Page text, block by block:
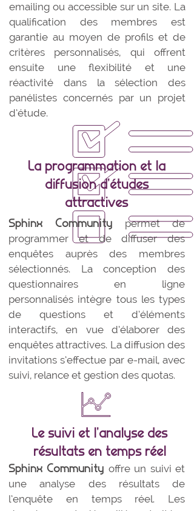
emailing ou accessible sur un site. La
qualification des membres est
garantie au moyen de profils et de
critères personnalisés, qui offrent
ensuite une flexibilité et une
réactivité dans la sélection des
panélistes concernés par un projet
d’étude.
La programmation et la
diffusion d’études
attractives
Sphinx Community
permet de
programmer et de diffuser des
enquêtes auprès des membres
sélectionnés. La conception des
questionnaires en ligne
personnalisés intègre tous les types
de questions et d’éléments
interactifs, en vue d’élaborer des
enquêtes attractives. La diffusion des
invitations s’effectue par e-mail, avec
suivi, relance et gestion des quotas.
Le suivi et l’analyse des
résultats en temps réel
Sphinx Community offre un suivi et
une analyse des résultats de
l’enquête en temps réel. Les